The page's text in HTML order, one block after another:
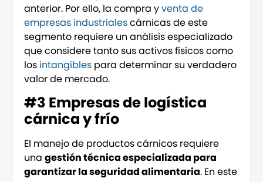
anterior. Por ello, la compra yventa de
empresas industrialescárnicas de este
segmento requiere un análisis especializado
que considere tanto sus activos físicos como
los intangibles para determinar su verdadero
valor de mercado.
#3 Empresas de logística
cárnica y frío
El manejo de productos cárnicos requiere
una gestión técnica especializada para
garantizar la seguridad alimentaria. En este